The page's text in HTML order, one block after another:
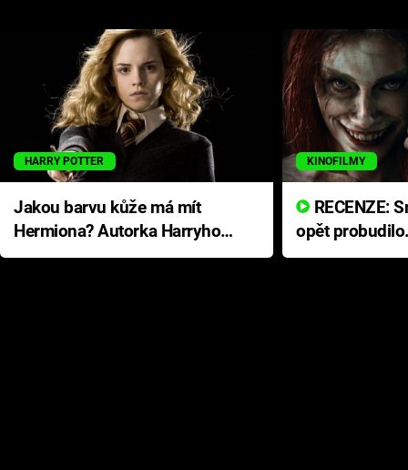
HARRY POTTER
Jakou barvu kůže má mít
Hermiona? Autorka Harryho
Pottera přišla s ráznou
KINOFILMY
opět
přichází s